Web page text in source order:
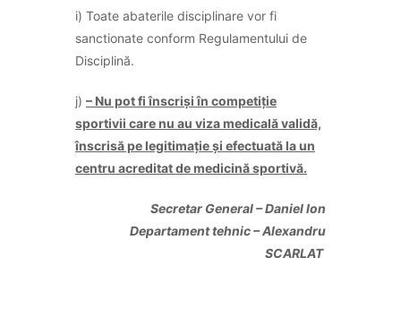
i) Toate abaterile disciplinare vor fi
sanctionate conform Regulamentului de
Disciplină.
j) – Nu pot fi înscriși în competiție
sportivii care nu au viza medicală validă,
înscrisă pe legitimație și efectuată la un
centru acreditat de medicină sportivă.
Secretar General – Daniel Ion
Departament tehnic –Alexandru
SCARLAT